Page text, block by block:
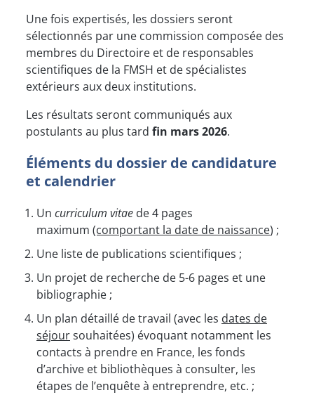
Une fois expertisés, les dossiers seront
sélectionnés par une commission composée des
membres du Directoire et de responsables
scientifiques de la FMSH et de spécialistes
extérieurs aux deux institutions.
Les résultats seront communiqués aux
postulants au plus tard fin mars 2026.
Éléments du dossier de candidature
et calendrier
Un curriculum vitae de 4 pages
maximum (comportant la date de naissance) ;
Une liste de publications scientifiques ;
Un projet de recherche de 5-6 pages et une
bibliographie ;
Un plan détaillé de travail (avec les dates de
séjoursouhaitées) évoquant notamment les
contacts à prendre en France, les fonds
d’archive et bibliothèques à consulter, les
étapes de l’enquête à entreprendre, etc. ;